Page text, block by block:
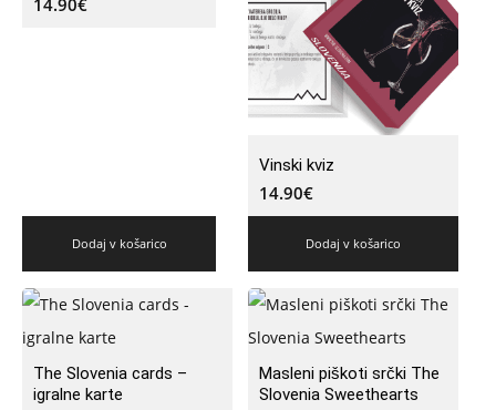
14.90€
Dodaj v košarico
Vinski kviz
14.90€
Dodaj v košarico
The Slovenia cards –
igralne karte
Masleni piškoti srčki The
Slovenia Sweethearts